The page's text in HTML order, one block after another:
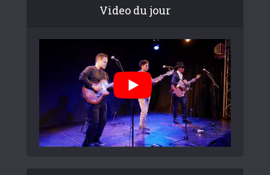
Video du jour